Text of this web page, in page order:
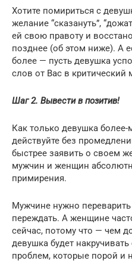
Хотите помириться с
желание “сказануть”,
ей свою правоту и
позднее (об этом ниже). А
более — пусть девушка
слов от Вас в критический
Шаг 2. Вывести в позитив!
Как только девушка более-
действуйте без
быстрее заявить о своем
мужчин и женщин
примирения.
Мужчине нужно
переждать. А женщине
сейчас, потому что — чем
девушка будет
проблем, которые порой и